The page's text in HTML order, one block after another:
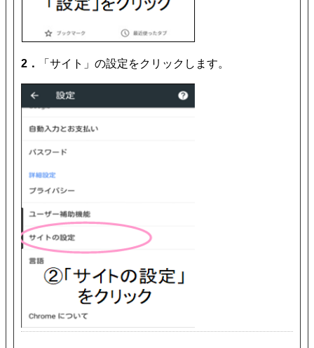
2． 「サイト」の設定をクリックします。